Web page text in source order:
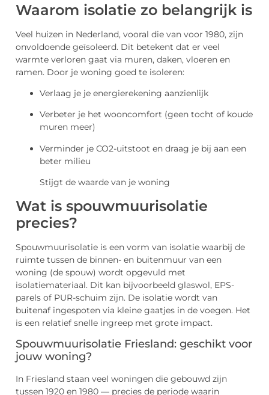
Waarom isolatie zo belangrijk is
Veel huizen in Nederland, vooral die van voor 1980, zijn
onvoldoende geïsoleerd. Dit betekent dat er veel
warmte verloren gaat via muren, daken, vloeren en
ramen. Door je woning goed te isoleren:
Verlaag je je energierekening aanzienlijk
Verbeter je het wooncomfort (geen tocht of koude
muren meer)
Verminder je CO2-uitstoot en draag je bij aan een
beter milieu
Stijgt de waarde van je woning
Wat is spouwmuurisolatie
precies?
Spouwmuurisolatie is een vorm van isolatie waarbij de
ruimte tussen de binnen- en buitenmuur van een
woning (de spouw) wordt opgevuld met
isolatiemateriaal. Dit kan bijvoorbeeld glaswol, EPS-
parels of PUR-schuim zijn. De isolatie wordt van
buitenaf ingespoten via kleine gaatjes in de voegen. Het
is een relatief snelle ingreep met grote impact.
Spouwmuurisolatie Friesland: geschikt voor
jouw woning?
In Friesland staan veel woningen die gebouwd zijn
tussen 1920 en 1980 — precies de periode waarin